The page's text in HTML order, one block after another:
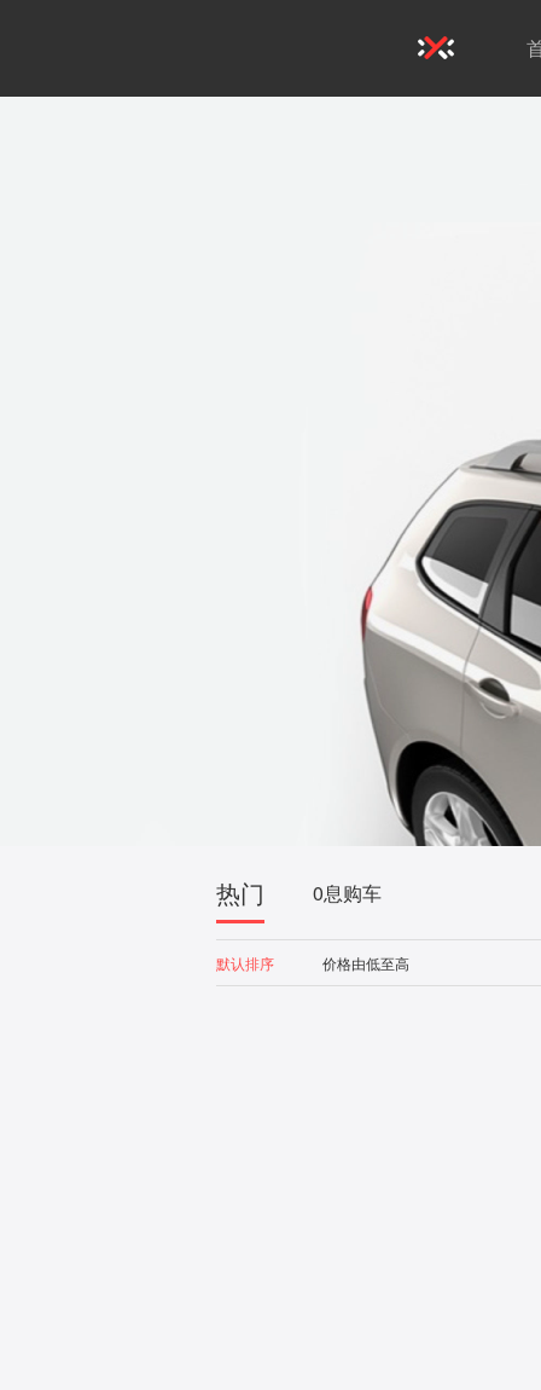
热门 0息购车
默认排序 价格由低至高